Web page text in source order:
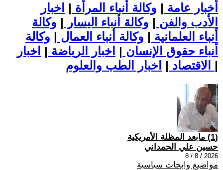
أخبار عامة | وكالة أنباء المرأة | اخبار
الأدب والفن | وكالة أنباء اليسار | وكالة
أنباء العلمانية | وكالة أنباء العمال | وكالة
أنباء حقوق الإنسان | اخبار الرياضة | اخبار
الاقتصاد | |
(1) مابعد المظلة الأمريكية
حسين علي الحمداني
2026 / 8 / 8
مواضيع وابحاث سياسية